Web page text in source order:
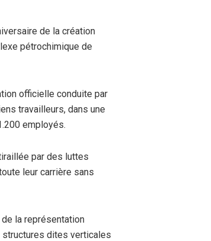
de la création
pétrochimique de
officielle conduite par
travailleurs, dans une
employés.
par des luttes
leur carrière sans
la représentation
dites verticales